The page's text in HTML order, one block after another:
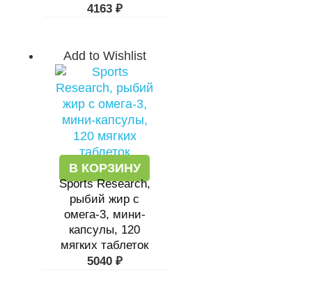
4163 ₽
Add to Wishlist
В КОРЗИНУ
Sports Research,
рыбий жир с
омега-3, мини-
капсулы, 120
мягких таблеток
5040 ₽